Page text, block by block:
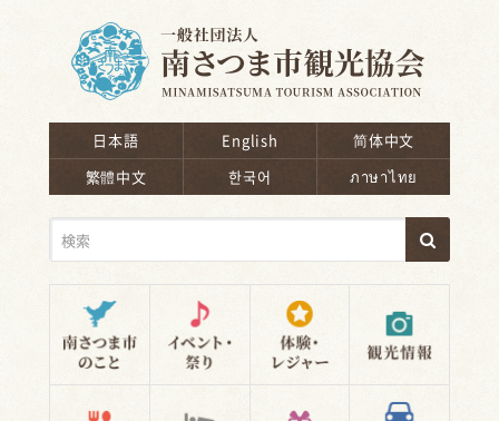
日本語 English
简体中文
繁體中文
한국어 ภาษาไทย